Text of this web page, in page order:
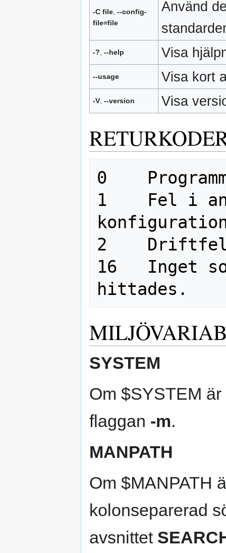
-C file, --config-
file=file
Använd
-?, --help Visa
--usage Visa kort
-V, --version Visa
0
1    Fel i
2
16   Inget
SYSTEM
Om $SYSTEM
flaggan -m.
MANPATH
Om $MANPATH
kolonseparerad
avsnittet